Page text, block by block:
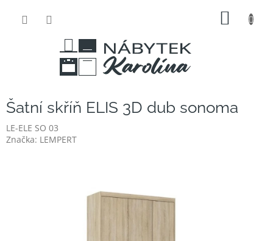
Šatní skříň ELIS 3D dub sonoma
LE-ELE SO 03
Značka: LEMPERT